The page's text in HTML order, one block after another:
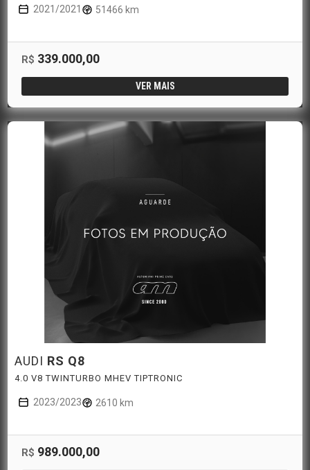
2021/2021 51466 km
R$ 339.000,00
VER MAIS
AUDI RS Q8
4.0 V8 TWINTURBO MHEV TIPTRONIC
2023/2023 2610 km
R$ 989.000,00